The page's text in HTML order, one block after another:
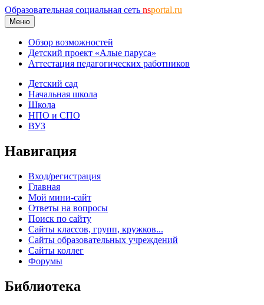
Образовательная социальная сеть nsportal.ru
Меню
Обзор возможностей
Детский проект «Алые паруса»
Аттестация педагогических работников
Детский сад
Начальная школа
Школа
НПО и СПО
ВУЗ
Навигация
Вход/регистрация
Главная
Мой мини-сайт
Ответы на вопросы
Поиск по сайту
Сайты классов, групп, кружков...
Сайты образовательных учреждений
Сайты коллег
Форумы
Библиотека